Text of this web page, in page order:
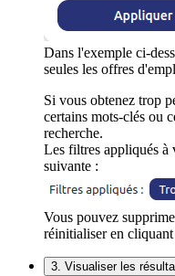
Dans l'exemple ci-
seules les offres
Si vous obtenez trop
certains mots-clés ou
recherche.
Les filtres appliqués à
suivante :
Vous pouvez
réinitialiser en
3. Visualiser les